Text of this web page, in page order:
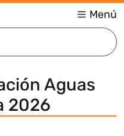
Menú
Aguas
2026